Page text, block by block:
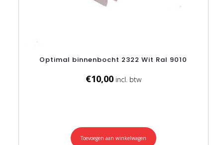
Optimal binnenbocht 2322 Wit Ral 9010
€10,00
Toevoegen aan winkelwagen